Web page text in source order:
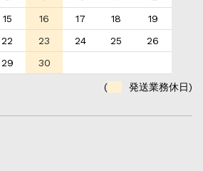
15 16 17 18
19
22 23 24 25
26
29 30
( 発送業務休日)